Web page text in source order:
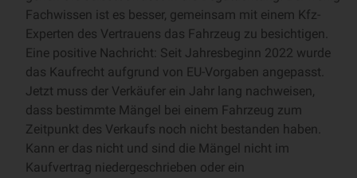
Fachwissen ist es besser, gemeinsam mit einem Kfz-
Experten des Vertrauens das Fahrzeug zu besichtigen.
Eine positive Nachricht: Seit Jahresbeginn 2022 wurde
das Kaufrecht aufgrund von EU-Vorgaben angepasst.
Jetzt muss der Verkäufer ein Jahr lang nachweisen,
dass bestimmte Mängel bei einem Fahrzeug zum
Zeitpunkt des Verkaufs noch nicht bestanden haben.
Kann er das nicht und sind die Mängel nicht im
Kaufvertrag niedergeschrieben oder ein